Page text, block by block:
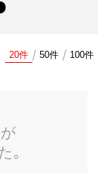
20件 50件 100件